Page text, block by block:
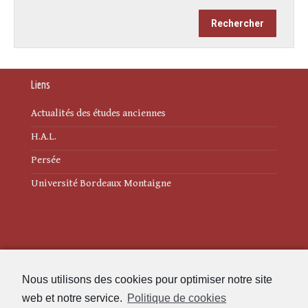
Nous utilisons des cookies pour optimiser notre site
web et notre service. Politique de cookies
Liens
Actualités des études anciennes
H.A.L.
Persée
Université Bordeaux Montaigne
Politique de cookies (UE)